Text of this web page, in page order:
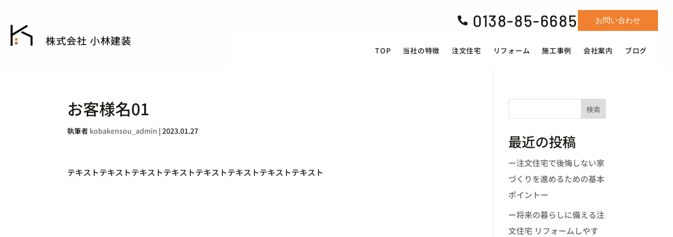
 0138-85-6685 お問い合わせ
TOP 当社の特徴 注文住宅 リフォーム 施工事例 会社案内 ブログ
お客様名01
執筆者 kobakensou_admin |2023.01.27
テキストテキストテキストテキストテキストテキストテキストテキスト
検索
最近の投稿
ー注文住宅で後悔しない家
づくりを進めるための基本
ポイントー
ー将来の暮らしに備える注
文住宅 リフォームしやす